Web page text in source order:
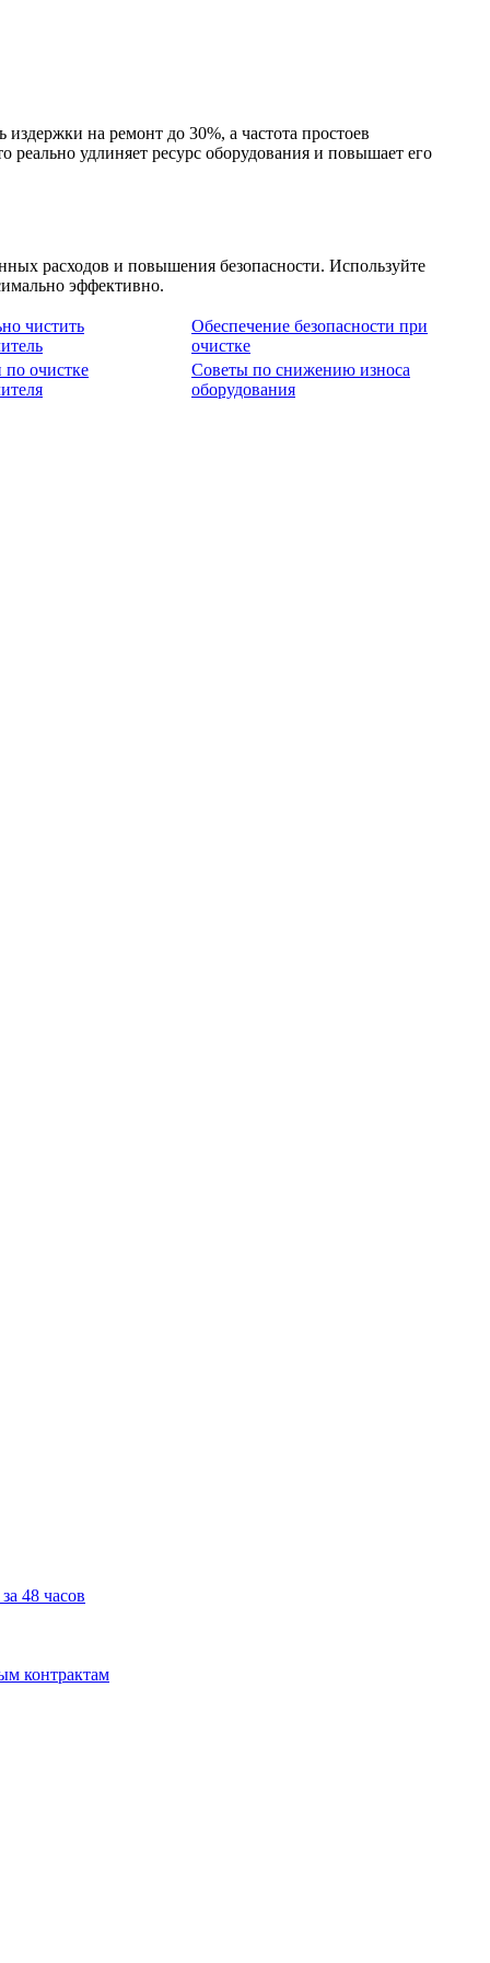
на ремонт до 30%, а частота простоев
удлиняет ресурс оборудования и повышает его
расходов и повышения безопасности. Используйте
эффективно.
чистить
Обеспечение безопасности при
очистке
очистке
Советы по снижению износа
оборудования
48 часов
контрактам